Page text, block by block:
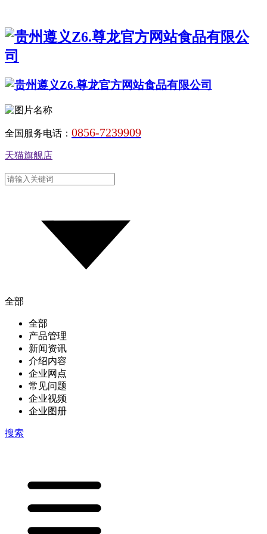
全国服务电话： 0856-7239909
天猫旗舰店
全部
全部
产品管理
新闻资讯
介绍内容
企业网点
常见问题
企业视频
企业图册
搜索